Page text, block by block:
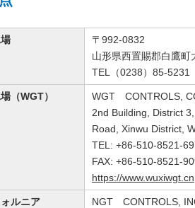
〒992-0832
山形県西置賜郡白鷹
TEL（0238）85-5231
（WGT）
WGT CONTROLS,
2nd Building, District
Road, Xinwu District,
TEL: +86-510-8521-
FAX: +86-510-8521-
https://www.wuxiwgt.cn
ルニア
NGT CONTROLS,